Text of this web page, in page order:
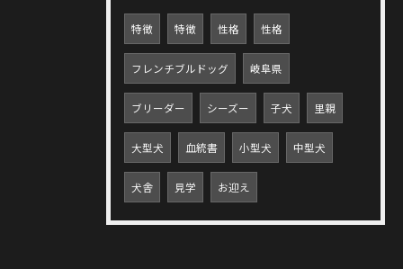
特徴 特徴 性格 性格
フレンチブルドッグ 岐阜県
ブリーダー シーズー 子犬 里親
大型犬 血統書 小型犬 中型犬
犬舎 見学 お迎え